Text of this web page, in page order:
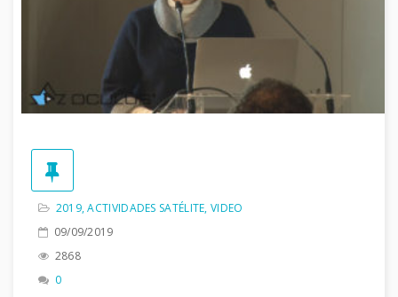
2019,ACTIVIDADES SATÉLITE,VIDEO
09/09/2019
2868
0